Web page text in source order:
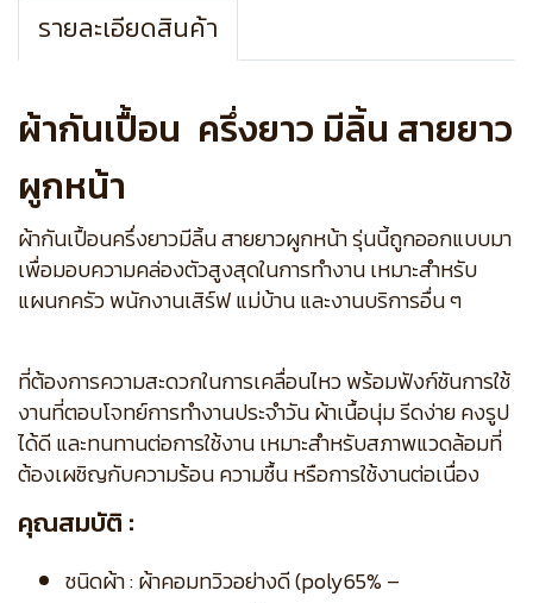
รายละเอียดสินค้า
ผ้ากันเปื้อน ครึ่งยาว มีลิ้น สายยาว
ผูกหน้า
ผ้ากันเปื้อนครึ่งยาวมีลิ้น สายยาวผูกหน้า รุ่นนี้ถูกออกแบบมา
เพื่อมอบความคล่องตัวสูงสุดในการทำงาน เหมาะสำหรับ
แผนกครัว พนักงานเสิร์ฟ แม่บ้าน และงานบริการอื่น ๆ
ที่ต้องการความสะดวกในการเคลื่อนไหว พร้อมฟังก์ชันการใช้
งานที่ตอบโจทย์การทำงานประจำวัน ผ้าเนื้อนุ่ม รีดง่าย คงรูป
ได้ดี และทนทานต่อการใช้งาน เหมาะสำหรับสภาพแวดล้อมที่
ต้องเผชิญกับความร้อน ความชื้น หรือการใช้งานต่อเนื่อง
คุณสมบัติ :
ชนิดผ้า : ผ้าคอมทวิวอย่างดี (poly65% –